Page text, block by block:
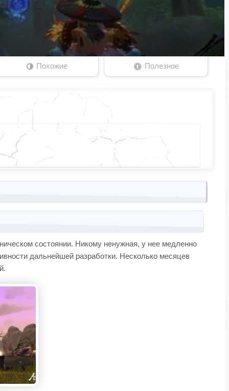
Похожие Полезное
состоянии. Никому ненужная, у нее медленно
дальнейшей разработки. Несколько месяцев